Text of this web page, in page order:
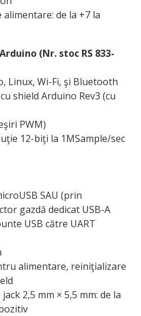
alimentare: de la +7 la
(Nr. stoc RS 833-
Linux, Wi-Fi, şi Bluetooth
shield Arduino Rev3 (cu
PWM)
12-biţi la 1MSample/sec
SAU (prin
gazdă dedicat USB-A
USB către UART
alimentare, reiniţializare
2,5 mm × 5,5 mm: de la